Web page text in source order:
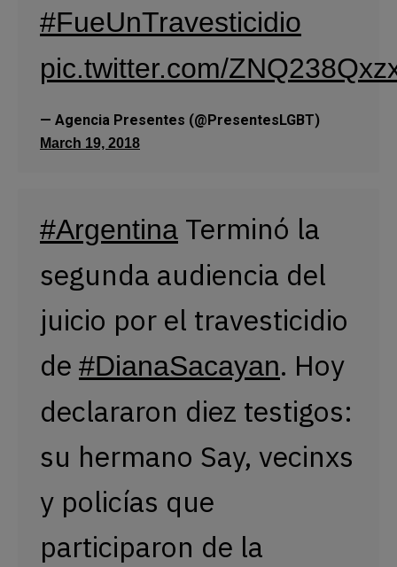
#FueUnTravesticidio
pic.twitter.com/
— Agencia Presentes (@PresentesLGBT)
March 19, 2018
#Argentina Terminó la
segunda audiencia del
juicio por el travesticidio
de #DianaSacayan. Hoy
declararon diez testigos:
su hermano Say, vecinxs
y policías que
participaron de la